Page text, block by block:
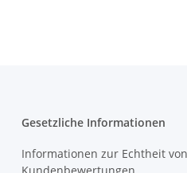
Gesetzliche Informationen
Informationen zur Echtheit von
Kundenbewertungen